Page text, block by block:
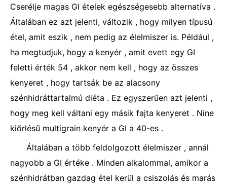
Cserélje magas GI ételek egészségesebb alternatíva .
Általában ez azt jelenti, változik , hogy milyen típusú
étel, amit eszik , nem pedig az élelmiszer is. Például ,
ha megtudjuk, hogy a kenyér , amit evett egy GI
feletti érték 54 , akkor nem kell , hogy az összes
kenyeret , hogy tartsák be az alacsony
szénhidráttartalmú diéta . Ez egyszerűen azt jelenti ,
hogy meg kell váltani egy másik fajta kenyeret . Nine
kiőrlésű multigrain kenyér a GI a 40-es .
Általában a több feldolgozott élelmiszer , annál
nagyobb a GI értéke . Minden alkalommal, amikor a
szénhidrátban gazdag étel kerül a csiszolás és marás